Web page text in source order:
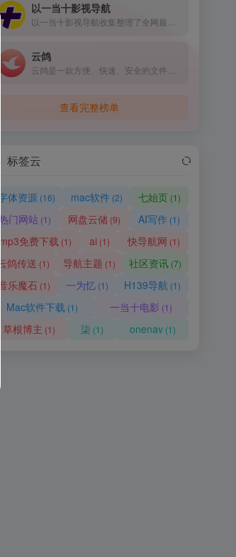
以一当十影视导航
云鸽
查看完整榜单
标签云
字体资源 (16) mac软件 (2) 七始页 (1)
热门网站 (1) 网盘云储 (9) AI写作(1)
mp3免费下载 (1) ai(1) 快导航网 (1)
云鸽传送 (1) 导航主题 (1) 社区资讯 (7)
音乐魔石 (1) 一为忆 (1) H139导航 (1)
Mac软件下载 (1) 一当十电影 (1)
草根博主 (1) 柒 (1) onenav(1)